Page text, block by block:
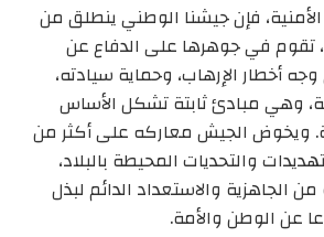
فإن جيشنا الوطني ينطلق من
تقوم في جوهرها على الدفاع عن
أخطار الإرهاب، وحماية سيادته،
وهي مبادئ ثابتة تشكل الأساس
ويخوض الجيش معاركه على أكثر من
والتحديات المحيطة بالبلاد،
الجاهزية والاستعداد الدائم لبذل
عن الوطن والأمة.